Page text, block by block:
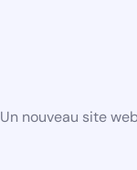
Un nouveau site